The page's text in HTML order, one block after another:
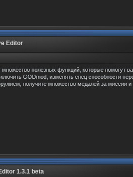
Editor
полезных функций, которые помогут
GODmod, изменять спец способности
получите множество медалей за миссии и
1.3.1 beta